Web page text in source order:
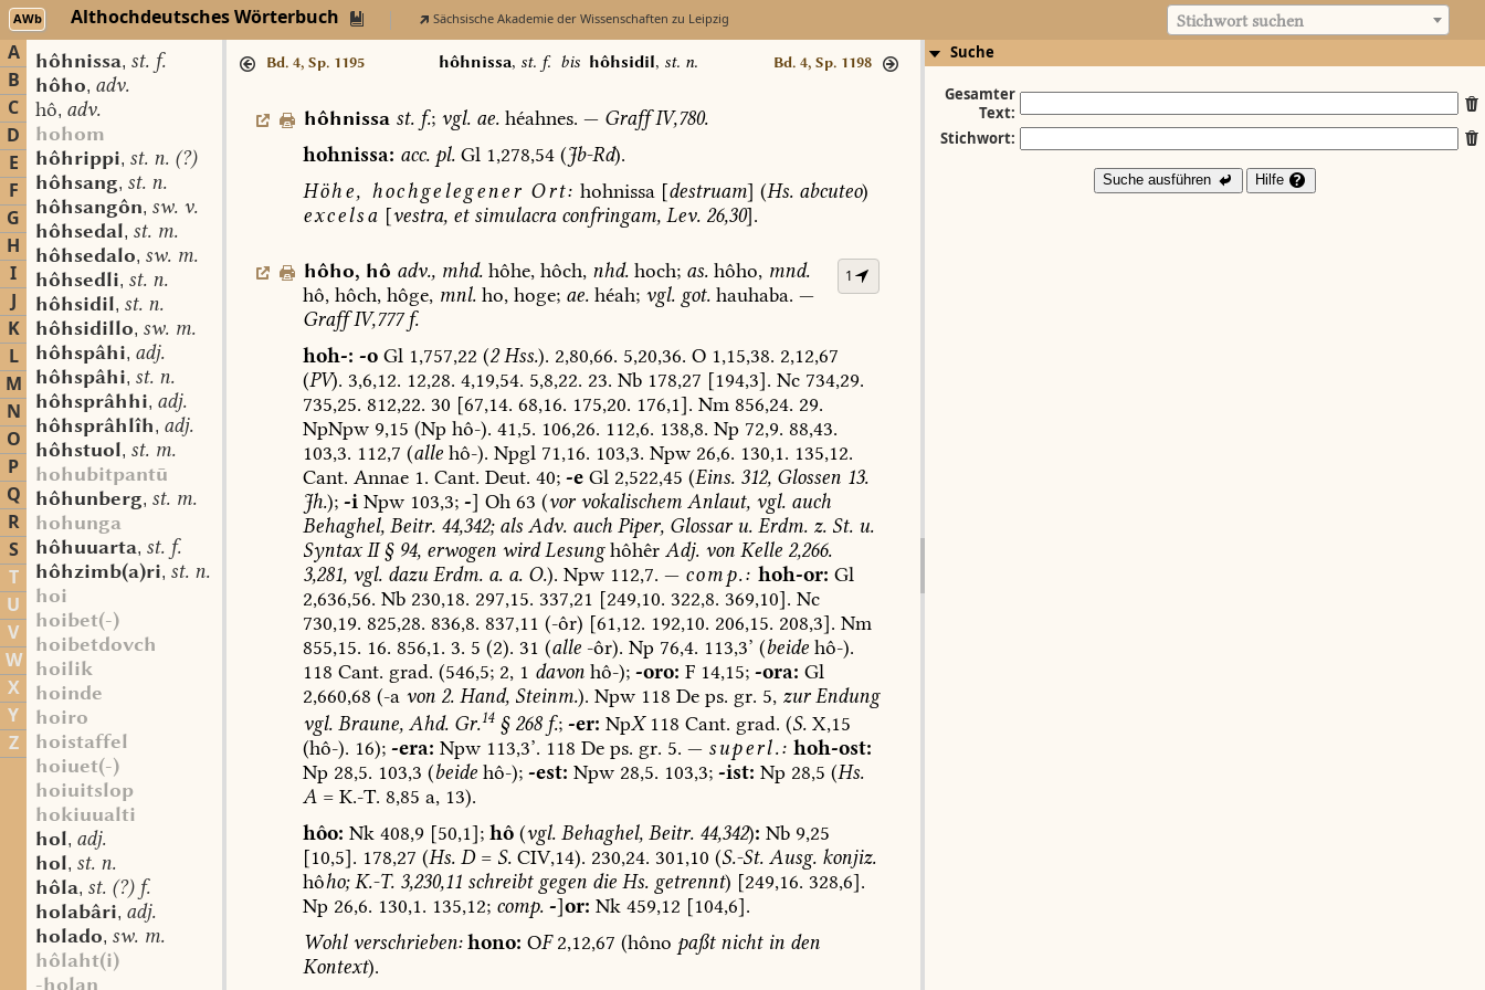
AWb Althochdeutsches Wörterbuch Sächsische Akademie der Wissenschaften zu Leipzig Stichwort suchen
A
B
C
D
E
F
G
H
I
J
K
L
M
N
O
P
Q
R
S
T
U
V
W
X
Y
Z
hôhnissa, st. f.
hôho, adv.
hô, adv.
hohom
hôhrippi, st. n. (?)
hôhsang, st. n.
hôhsangôn, sw. v.
hôhsedal, st. m.
hôhsedalo, sw. m.
hôhsedli, st. n.
hôhsidil, st. n.
hôhsidillo, sw. m.
hôhspâhi, adj.
hôhspâhi, st. n.
hôhsprâhhi, adj.
hôhsprâhlîh, adj.
hôhstuol, st. m.
hohubitpantū
hôhunberg, st. m.
hohunga
hôhuuarta, st. f.
hôhzimb(a)ri, st. n.
hoi
hoibet(-)
hoibetdovch
hoilik
hoinde
hoiro
hoistaffel
hoiuet(-)
hoiuitslop
hokiuualti
hol, adj.
hol, st. n.
hôla, st. (?) f.
holabâri, adj.
holado, sw. m.
hôlaht(i)
-holan
Bd. 4, Sp. 1195 hôhnissa, st. f. bis hôhsidil, st. n. Bd. 4, Sp. 1198
hôhnissa st. f.; vgl. ae. héahnes. — GraffIV,780.
hohnissa: acc.pl.Gl1,278,54(Jb-Rd).
Höhe, hochgelegener Ort: hohnissa[destruam] (Hs.abcuteo)
excelsa [vestra, etsimulacraconfringam, Lev. 26,30].
1
hôho, hô adv., mhd. hôhe, hôch, nhd. hoch; as. hôho, mnd.
hô,hôch,hôge, mnl.ho,hoge; ae.héah; vgl.got. hauhaba. —
GraffIV,777f.
hoh-: -oGl1,757,22 (2Hss.). 2,80,66. 5,20,36. O 1,15,38. 2,12,67
(PV). 3,6,12. 12,28. 4,19,54. 5,8,22. 23. Nb178,27 [194,3]. Nc734,29.
735,25. 812,22. 30 [67,14. 68,16. 175,20. 176,1]. Nm856,24. 29.
NpNpw9,15 (Np hô-). 41,5. 106,26. 112,6. 138,8. Np72,9. 88,43.
103,3. 112,7 (allehô-). Npgl71,16. 103,3. Npw26,6. 130,1. 135,12.
Cant. Annae1. Cant. Deut. 40; -eGl2,522,45 (Eins.312,Glossen13.
Jh.); -iNpw103,3; -] Oh63 (vor vokalischemAnlaut,vgl.auch
Behaghel,Beitr.44,342; alsAdv.auchPiper,Glossaru.Erdm.z.St.u.
SyntaxII §94,erwogenwirdLesunghôhêr Adj.vonKelle2,266.
3,281,vgl.dazuErdm.a.a.O.). Npw112,7. — comp.: hoh-or: Gl
2,636,56. Nb230,18. 297,15. 337,21 [249,10. 322,8. 369,10]. Nc
730,19. 825,28. 836,8. 837,11 (-ôr) [61,12. 192,10. 206,15. 208,3]. Nm
855,15. 16. 856,1. 3. 5 (2). 31 (alle-ôr). Np76,4. 113,3’ (beidehô-).
118 Cant. grad. (546,5;2,1 davonhô-); -oro: F14,15; -ora: Gl
2,660,68 (-a von2.Hand,Steinm.). Npw118 Deps. gr. 5, zurEndung
vgl.Braune,Ahd.Gr. 14 §268f.; -er: NpX 118 Cant. grad. (S.X,15
(hô-). 16); -era: Npw113,3’. 118 Deps. gr. 5. — superl.: hoh-ost:
Np28,5. 103,3 (beide hô-); -est: Npw28,5. 103,3; -ist: Np28,5 (Hs.
A=K.-T. 8,85 a,13).
hôo: Nk408,9 [50,1]; hô(vgl.Behaghel,Beitr.44,342): Nb9,25
[10,5]. 178,27 (Hs.D= S.CIV,14). 230,24. 301,10 (S.-St.Ausg.konjiz.
hôho;K.-T.3,230,11schreibtgegen dieHs.getrennt) [249,16. 328,6].
Np26,6. 130,1. 135,12; comp. -]or: Nk459,12 [104,6].
Wohlverschrieben: hono: OF2,12,67 (hôno paßtnichtin den
Kontext).
Suche
Gesamter
Text:
Stichwort:
Suche ausführen Hilfe